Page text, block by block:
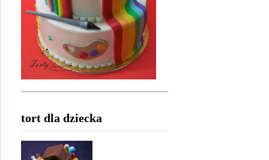
tort dla dziecka